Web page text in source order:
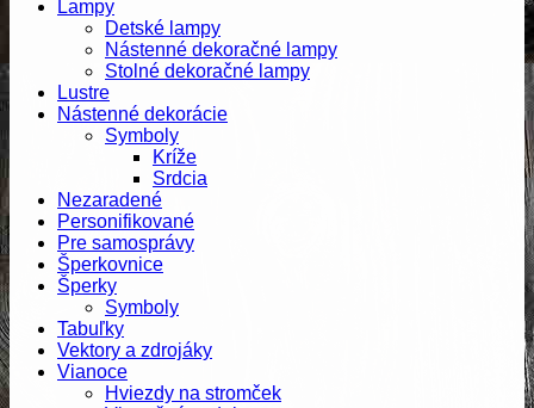
Lampy
Detské lampy
Nástenné dekoračné lampy
Stolné dekoračné lampy
Lustre
Nástenné dekorácie
Symboly
Kríže
Srdcia
Nezaradené
Personifikované
Pre samosprávy
Šperkovnice
Šperky
Symboly
Tabuľky
Vektory a zdrojáky
Vianoce
Hviezdy na stromček